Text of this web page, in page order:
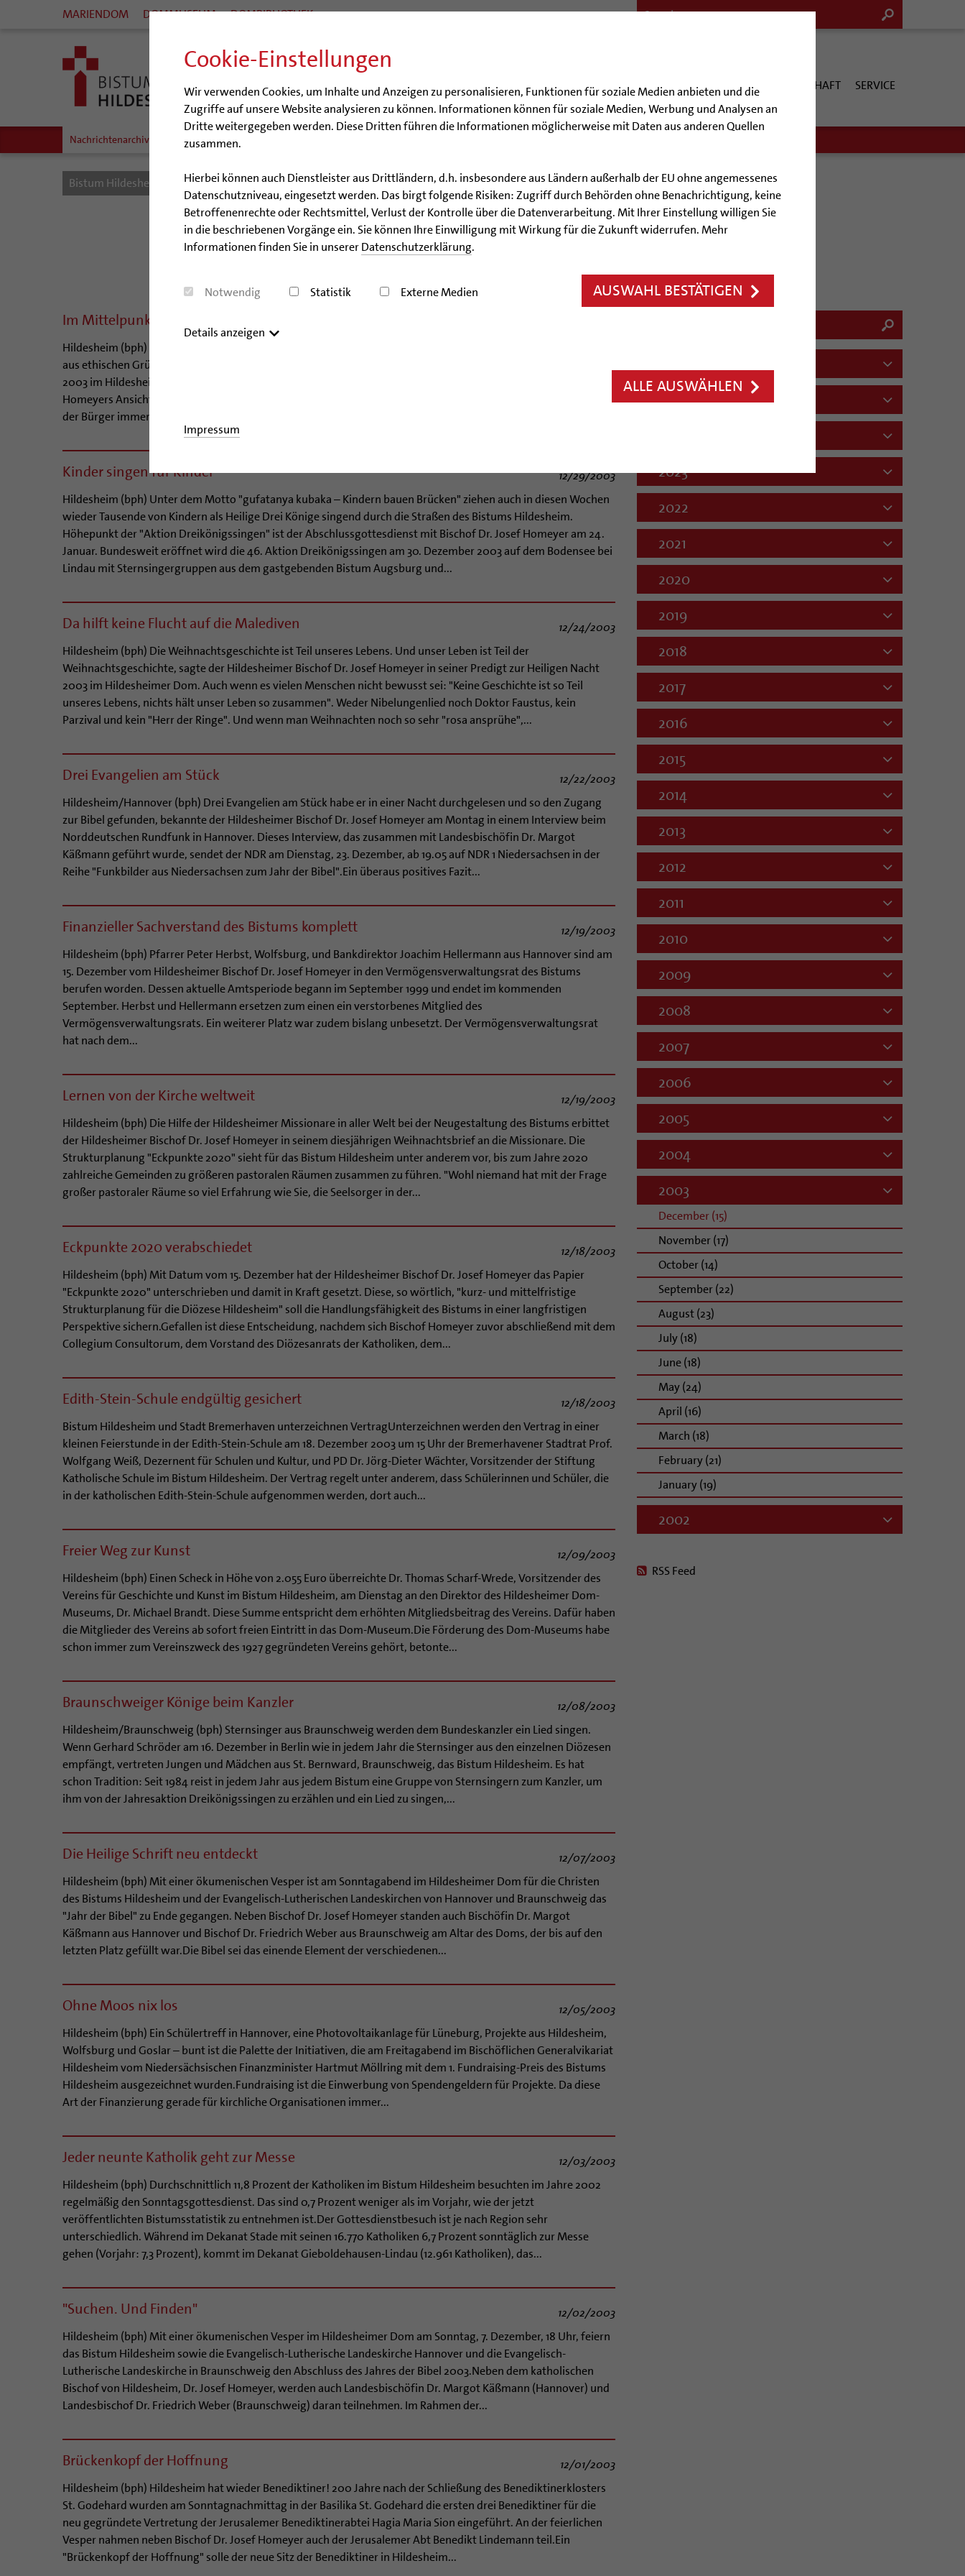
Cookie-Einstellungen
Wir verwenden Cookies, um Inhalte und Anzeigen zu personalisieren, Funktionen für soziale Medien anbieten und die
Zugriffe auf unsere Website analysieren zu können. Informationen können für soziale Medien, Werbung und Analysen an
Dritte weitergegeben werden. Diese Dritten führen die Informationen möglicherweise mit Daten aus anderen Quellen
zusammen.
Hierbei können auch Dienstleister aus Drittländern, d.h. insbesondere aus Ländern außerhalb der EU ohne angemessenes
Datenschutzniveau, eingesetzt werden. Das birgt folgende Risiken: Zugriff durch Behörden ohne Benachrichtigung, keine
Betroffenenrechte oder Rechtsmittel, Verlust der Kontrolle über die Datenverarbeitung. Mit Ihrer Einstellung willigen Sie
in die beschriebenen Vorgänge ein. Sie können Ihre Einwilligung mit Wirkung für die Zukunft widerrufen. Mehr
Informationen finden Sie in unsererDatenschutzerklärung.
Notwendig Statistik Externe Medien AUSWAHL BESTÄTIGEN
Details anzeigen
ALLE AUSWÄHLEN
Impressum
MARIENDOM DOMMUSEUM DOMBIBLIOTHEK
BISTUM BERATUNG & HILFE BILDUNG & KULTUR KIRCHE & GESELLSCHAFT SERVICE
Nachrichtenarchiv Audio/Podcasts
Bistum Hildesheim Bistum Nachrichten Nachrichtenarchiv
Nachrichtenarchiv
der Bischöflichen Pressestelle Hildesheim (bph)
Im Mittelpunkt steht der Mensch
Hildesheim (bph) Der Sozialstaat muss neu erdacht werden. Nicht nur aus wirtschaftlichen, sondern vor allem
aus ethischen Gründen, sagte der Hildesheimer Bischof Dr. Josef Homeyer in seiner Predigt zum Jahresende
2003 im Hildesheimer Dom.Der massive Ausbau des Sozialstaates in den vergangenen Jahrzehnten steht nach
Homeyers Ansicht in einem starken Kontrast zur Selbstverwirklichung der Menschen: Während sich das Leben
der Bürger immer individueller, immer "möglicher und patchworkhafter"...
Kinder singen für Kinder
12/29/2003
Hildesheim (bph) Unter dem Motto "gufatanya kubaka – Kindern bauen Brücken" ziehen auch in diesen Wochen
wieder Tausende von Kindern als Heilige Drei Könige singend durch die Straßen des Bistums Hildesheim.
Höhepunkt der "Aktion Dreikönigssingen" ist der Abschlussgottesdienst mit Bischof Dr. Josef Homeyer am 24.
Januar. Bundesweit eröffnet wird die 46. Aktion Dreikönigssingen am 30. Dezember 2003 auf dem Bodensee bei
Lindau mit Sternsingergruppen aus dem gastgebenden Bistum Augsburg und...
Da hilft keine Flucht auf die Malediven
12/24/2003
Hildesheim (bph) Die Weihnachtsgeschichte ist Teil unseres Lebens. Und unser Leben ist Teil der
Weihnachtsgeschichte, sagte der Hildesheimer Bischof Dr. Josef Homeyer in seiner Predigt zur Heiligen Nacht
2003 im Hildesheimer Dom. Auch wenn es vielen Menschen nicht bewusst sei: "Keine Geschichte ist so Teil
unseres Lebens, nichts hält unser Leben so zusammen". Weder Nibelungenlied noch Doktor Faustus, kein
Parzival und kein "Herr der Ringe". Und wenn man Weihnachten noch so sehr "rosa ansprühe",...
Drei Evangelien am Stück
12/22/2003
Hildesheim/Hannover (bph) Drei Evangelien am Stück habe er in einer Nacht durchgelesen und so den Zugang
zur Bibel gefunden, bekannte der Hildesheimer Bischof Dr. Josef Homeyer am Montag in einem Interview beim
Norddeutschen Rundfunk in Hannover. Dieses Interview, das zusammen mit Landesbischöfin Dr. Margot
Käßmann geführt wurde, sendet der NDR am Dienstag, 23. Dezember, ab 19.05 auf NDR 1 Niedersachsen in der
Reihe "Funkbilder aus Niedersachsen zum Jahr der Bibel".Ein überaus positives Fazit...
Finanzieller Sachverstand des Bistums komplett
12/19/2003
Hildesheim (bph) Pfarrer Peter Herbst, Wolfsburg, und Bankdirektor Joachim Hellermann aus Hannover sind am
15. Dezember vom Hildesheimer Bischof Dr. Josef Homeyer in den Vermögensverwaltungsrat des Bistums
berufen worden. Dessen aktuelle Amtsperiode begann im September 1999 und endet im kommenden
September. Herbst und Hellermann ersetzen zum einen ein verstorbenes Mitglied des
Vermögensverwaltungsrats. Ein weiterer Platz war zudem bislang unbesetzt. Der Vermögensverwaltungsrat
hat nach dem...
Lernen von der Kirche weltweit
12/19/2003
Hildesheim (bph) Die Hilfe der Hildesheimer Missionare in aller Welt bei der Neugestaltung des Bistums erbittet
der Hildesheimer Bischof Dr. Josef Homeyer in seinem diesjährigen Weihnachtsbrief an die Missionare. Die
Strukturplanung "Eckpunkte 2020" sieht für das Bistum Hildesheim unter anderem vor, bis zum Jahre 2020
zahlreiche Gemeinden zu größeren pastoralen Räumen zusammen zu führen. "Wohl niemand hat mit der Frage
großer pastoraler Räume so viel Erfahrung wie Sie, die Seelsorger in der...
Eckpunkte 2020 verabschiedet
12/18/2003
Hildesheim (bph) Mit Datum vom 15. Dezember hat der Hildesheimer Bischof Dr. Josef Homeyer das Papier
"Eckpunkte 2020" unterschrieben und damit in Kraft gesetzt. Diese, so wörtlich, "kurz- und mittelfristige
Strukturplanung für die Diözese Hildesheim" soll die Handlungsfähigkeit des Bistums in einer langfristigen
Perspektive sichern.Gefallen ist diese Entscheidung, nachdem sich Bischof Homeyer zuvor abschließend mit dem
Collegium Consultorum, dem Vorstand des Diözesanrats der Katholiken, dem...
Edith-Stein-Schule endgültig gesichert
12/18/2003
Bistum Hildesheim und Stadt Bremerhaven unterzeichnen VertragUnterzeichnen werden den Vertrag in einer
kleinen Feierstunde in der Edith-Stein-Schule am 18. Dezember 2003 um 15 Uhr der Bremerhavener Stadtrat Prof.
Wolfgang Weiß, Dezernent für Schulen und Kultur, und PD Dr. Jörg-Dieter Wächter, Vorsitzender der Stiftung
Katholische Schule im Bistum Hildesheim. Der Vertrag regelt unter anderem, dass Schülerinnen und Schüler, die
in der katholischen Edith-Stein-Schule aufgenommen werden, dort auch...
Freier Weg zur Kunst
12/09/2003
Hildesheim (bph) Einen Scheck in Höhe von 2.055 Euro überreichte Dr. Thomas Scharf-Wrede, Vorsitzender des
Vereins für Geschichte und Kunst im Bistum Hildesheim, am Dienstag an den Direktor des Hildesheimer Dom-
Museums, Dr. Michael Brandt. Diese Summe entspricht dem erhöhten Mitgliedsbeitrag des Vereins. Dafür haben
die Mitglieder des Vereins ab sofort freien Eintritt in das Dom-Museum.Die Förderung des Dom-Museums habe
schon immer zum Vereinszweck des 1927 gegründeten Vereins gehört, betonte...
Braunschweiger Könige beim Kanzler
12/08/2003
Hildesheim/Braunschweig (bph) Sternsinger aus Braunschweig werden dem Bundeskanzler ein Lied singen.
Wenn Gerhard Schröder am 16. Dezember in Berlin wie in jedem Jahr die Sternsinger aus den einzelnen Diözesen
empfängt, vertreten Jungen und Mädchen aus St. Bernward, Braunschweig, das Bistum Hildesheim. Es hat
schon Tradition: Seit 1984 reist in jedem Jahr aus jedem Bistum eine Gruppe von Sternsingern zum Kanzler, um
ihm von der Jahresaktion Dreikönigssingen zu erzählen und ein Lied zu singen,...
Die Heilige Schrift neu entdeckt
12/07/2003
Hildesheim (bph) Mit einer ökumenischen Vesper ist am Sonntagabend im Hildesheimer Dom für die Christen
des Bistums Hildesheim und der Evangelisch-Lutherischen Landeskirchen von Hannover und Braunschweig das
"Jahr der Bibel" zu Ende gegangen. Neben Bischof Dr. Josef Homeyer standen auch Bischöfin Dr. Margot
Käßmann aus Hannover und Bischof Dr. Friedrich Weber aus Braunschweig am Altar des Doms, der bis auf den
letzten Platz gefüllt war.Die Bibel sei das einende Element der verschiedenen...
Ohne Moos nix los
12/05/2003
Hildesheim (bph) Ein Schülertreff in Hannover, eine Photovoltaikanlage für Lüneburg, Projekte aus Hildesheim,
Wolfsburg und Goslar – bunt ist die Palette der Initiativen, die am Freitagabend im Bischöflichen Generalvikariat
Hildesheim vom Niedersächsischen Finanzminister Hartmut Möllring mit dem 1. Fundraising-Preis des Bistums
Hildesheim ausgezeichnet wurden.Fundraising ist die Einwerbung von Spendengeldern für Projekte. Da diese
Art der Finanzierung gerade für kirchliche Organisationen immer...
Jeder neunte Katholik geht zur Messe
12/03/2003
Hildesheim (bph) Durchschnittlich 11,8 Prozent der Katholiken im Bistum Hildesheim besuchten im Jahre 2002
regelmäßig den Sonntagsgottesdienst. Das sind 0,7 Prozent weniger als im Vorjahr, wie der jetzt
veröffentlichten Bistumsstatistik zu entnehmen ist.Der Gottesdienstbesuch ist je nach Region sehr
unterschiedlich. Während im Dekanat Stade mit seinen 16.770 Katholiken 6,7 Prozent sonntäglich zur Messe
gehen (Vorjahr: 7,3 Prozent), kommt im Dekanat Gieboldehausen-Lindau (12.961 Katholiken), das...
"Suchen. Und Finden"
12/02/2003
Hildesheim (bph) Mit einer ökumenischen Vesper im Hildesheimer Dom am Sonntag, 7. Dezember, 18 Uhr, feiern
das Bistum Hildesheim sowie die Evangelisch-Lutherische Landeskirche Hannover und die Evangelisch-
Lutherische Landeskirche in Braunschweig den Abschluss des Jahres der Bibel 2003.Neben dem katholischen
Bischof von Hildesheim, Dr. Josef Homeyer, werden auch Landesbischöfin Dr. Margot Käßmann (Hannover) und
Landesbischof Dr. Friedrich Weber (Braunschweig) daran teilnehmen. Im Rahmen der...
Brückenkopf der Hoffnung
12/01/2003
Hildesheim (bph) Hildesheim hat wieder Benediktiner! 200 Jahre nach der Schließung des Benediktinerklosters
St. Godehard wurden am Sonntagnachmittag in der Basilika St. Godehard die ersten drei Benediktiner für die
neu gegründete Vertretung der Jerusalemer Benediktinerabtei Hagia Maria Sion eingeführt. An der feierlichen
Vesper nahmen neben Bischof Dr. Josef Homeyer auch der Jerusalemer Abt Benedikt Lindemann teil.Ein
"Brückenkopf der Hoffnung" solle der neue Sitz der Benediktiner in Hildesheim...
2025
2023
2022
2021
2020
2019
2018
2017
2016
2015
2014
2013
2012
2011
2010
2009
2008
2007
2006
2005
2004
2003
December (15)
November (17)
October (14)
September (22)
August (23)
July (18)
June (18)
May (24)
April (16)
March (18)
February (21)
January (19)
2002
RSS Feed